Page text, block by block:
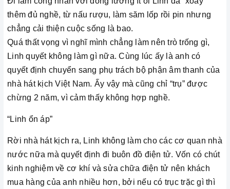
thêm đủ nghề, từ nấu rượu, làm săm lốp rồi pin nhưng
chẳng cải thiện cuộc sống là bao.
Quá thất vọng vì nghĩ mình chẳng làm nên trò trống gì,
Linh quyết không làm gì nữa. Cùng lúc ấy là anh có
quyết định chuyển sang phụ trách bộ phận âm thanh của
nhà hát kịch Việt Nam. Ấy vậy mà cũng chỉ “trụ” được
chừng 2 năm, vì cảm thấy không hợp nghề.
“Linh ổn áp”
Rời nhà hát kịch ra, Linh không làm cho các cơ quan nhà
nước nữa mà quyết định đi buôn đồ điện tử. Vốn có chút
kinh nghiệm về cơ khí và sửa chữa điện tử nên khách
mua hàng của anh nhiều hơn, bởi nếu có trục trặc gì thì